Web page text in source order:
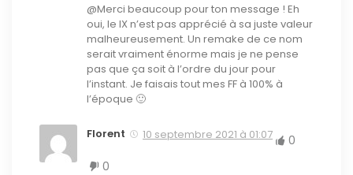
@Merci beaucoup pour ton message ! Eh
oui, le IX n’est pas apprécié à sa juste valeur
malheureusement. Un remake de ce nom
serait vraiment énorme mais je ne pense
pas que ça soit à l’ordre du jour pour
l’instant. Je faisais tout mes FF à 100% à
l’époque 🙂
Florent 10 septembre 2021 à 01:07
0
0